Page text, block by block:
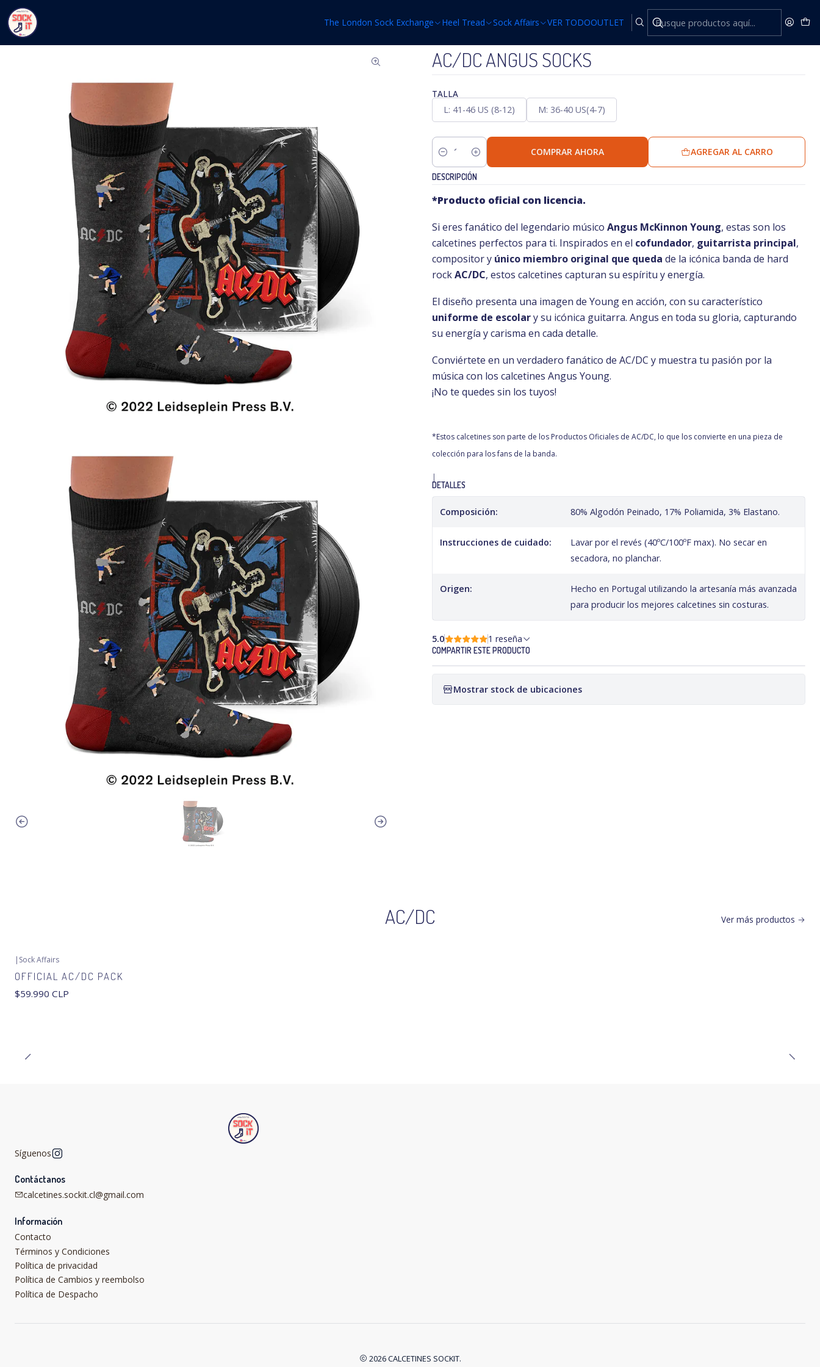
The London Sock Exchange Heel Tread Sock Affairs VER TODOOUTLET
AC/DC ANGUS SOCKS
TALLA
L: 41-46 US (8-12)
M: 36-40 US(4-7)
Cantidad
AGREGAR AL CARRO
COMPRAR AHORA
DESCRIPCIÓN
*Producto oficial con licencia.
Si eres fanático del legendario músico Angus McKinnon Young, estas son los
calcetines perfectos para ti. Inspirados en el cofundador, guitarrista principal,
compositor y único miembro original que queda de la icónica banda de hard
rockAC/DC, estos calcetines capturan su espíritu y energía.
El diseño presenta una imagen de Young en acción, con su característico
uniforme de escolary su icónica guitarra. Angus en toda su gloria, capturando
su energía y carisma en cada detalle.
Conviértete en un verdadero fanático de AC/DC y muestra tu pasión por la
música con los calcetines Angus Young.
¡No te quedes sin los tuyos!
*Estos calcetines son parte de los Productos Oficiales de AC/DC, lo que los convierte en una pieza de
colección para los fans de la banda.
|
DETALLES
Composición: 80% Algodón Peinado, 17% Poliamida, 3% Elastano.
Instrucciones de cuidado:
Lavar por el revés (40ºC/100ºF max). No secar en
secadora, no planchar.
Origen:
Hecho en Portugal utilizando la artesanía más avanzada
para producir los mejores calcetines sin costuras.
5.0 1 reseña
COMPARTIR ESTE PRODUCTO
Mostrar stock de ubicaciones
AC/DC Ver más productos
| Sock Affairs
OFFICIAL AC/DC PACK
$59.990 CLP
Síguenos
Contáctanos
calcetines.sockit.cl@gmail.com
Información
Contacto
Términos y Condiciones
Política de privacidad
Política de Cambios y reembolso
Política de Despacho
2026 CALCETINES SOCKIT.